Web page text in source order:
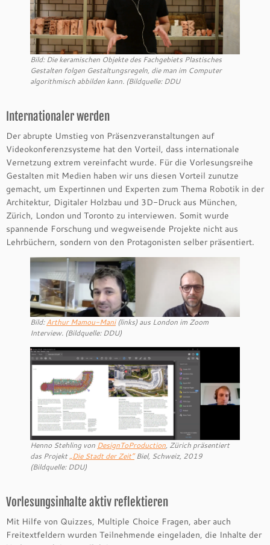
Bild: Die keramischen Objekte des Fachgebiets Plastisches
Gestalten folgen Gestaltungsregeln, die man im Computer
algorithmisch abbilden kann. (Bildquelle: DDU
Internationaler werden
Der abrupte Umstieg von Präsenzveranstaltungen auf
Videokonferenzsysteme hat den Vorteil, dass internationale
Vernetzung extrem vereinfacht wurde. Für die Vorlesungsreihe
Gestalten mit Medien haben wir uns diesen Vorteil zunutze
gemacht, um Expertinnen und Experten zum Thema Robotik in der
Architektur, Digitaler Holzbau und 3D-Druck aus München,
Zürich, London und Toronto zu interviewen. Somit wurde
spannende Forschung und wegweisende Projekte nicht aus
Lehrbüchern, sondern von den Protagonisten selber präsentiert.
Bild:Arthur Mamou-Mani(links) aus London im Zoom
Interview. (Bildquelle: DDU)
Henno Stehling von DesignToProduction, Zürich präsentiert
das Projekt„Die Stadt der Zeit“Biel, Schweiz, 2019
(Bildquelle: DDU)
Vorlesungsinhalte aktiv reflektieren
Mit Hilfe von Quizzes, Multiple Choice Fragen, aber auch
Freitextfeldern wurden Teilnehmende eingeladen, die Inhalte der